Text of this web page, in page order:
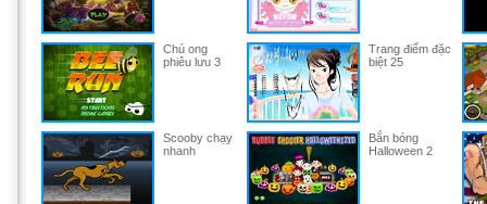
Chú ong
phiêu lưu 3
Trang điểm đặc
biệt 25
Scooby chạy
nhanh
Bắn bóng
Halloween 2